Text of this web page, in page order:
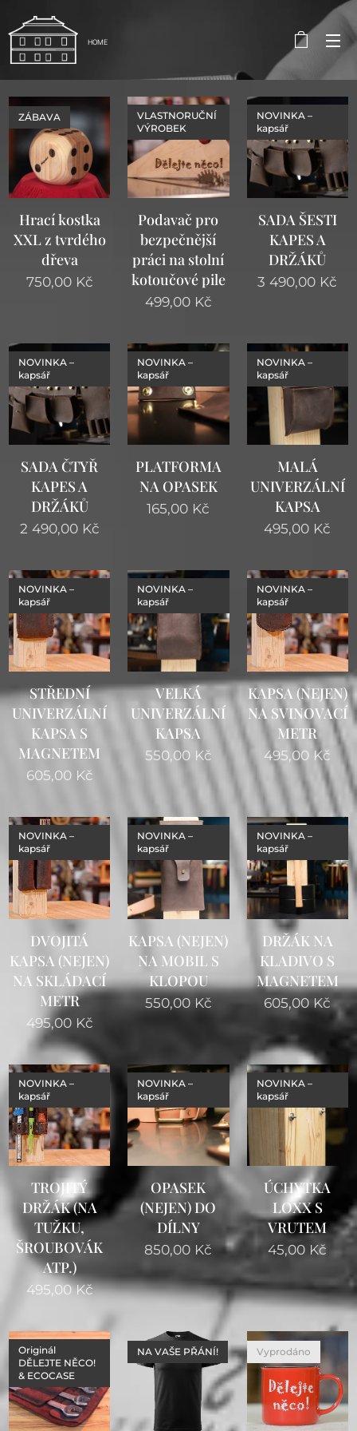
HOME
Hrací kostka
XXL z tvrdého
dřeva
ZÁBAVA
750,00Kč
Podavač pro
bezpečnější
práci na stolní
kotoučové pile
VLASTNORUČNÍ
VÝROBEK
499,00Kč
SADA ŠESTI
KAPES A
DRŽÁKŮ
NOVINKA –
kapsář
3 490,00 Kč
SADA ČTYŘ
KAPES A
DRŽÁKŮ
NOVINKA –
kapsář
2 490,00Kč
PLATFORMA
NA OPASEK
NOVINKA –
kapsář
165,00 Kč
MALÁ
UNIVERZÁLNÍ
KAPSA
NOVINKA –
kapsář
495,00 Kč
STŘEDNÍ
UNIVERZÁLNÍ
KAPSA S
MAGNETEM
NOVINKA –
kapsář
605,00Kč
VELKÁ
UNIVERZÁLNÍ
KAPSA
NOVINKA –
kapsář
550,00Kč
KAPSA (NEJEN)
NA SVINOVACÍ
METR
NOVINKA –
kapsář
495,00 Kč
DVOJITÁ
KAPSA (NEJEN)
NA SKLÁDACÍ
METR
NOVINKA –
kapsář
495,00Kč
KAPSA (NEJEN)
NA MOBIL S
KLOPOU
NOVINKA –
kapsář
550,00Kč
DRŽÁK NA
KLADIVO S
MAGNETEM
NOVINKA –
kapsář
605,00 Kč
TROJITÝ
DRŽÁK (NA
TUŽKU,
ŠROUBOVÁK
ATP.)
NOVINKA –
kapsář
495,00Kč
OPASEK
(NEJEN) DO
DÍLNY
NOVINKA –
kapsář
850,00 Kč
ÚCHYTKA
LOXX S
VRUTEM
NOVINKA –
kapsář
45,00 Kč
Originál
DĚLEJTE NĚCO!
& ECOCASE
NA VAŠE PŘÁNÍ! Vyprodáno